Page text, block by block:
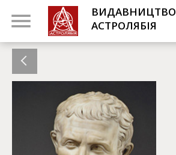
ВИДАВНИЦТВО
АСТРОЛЯБІЯ